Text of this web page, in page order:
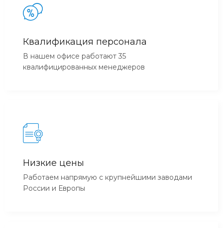
Квалификация персонала
В нашем офисе работают 35
квалифицированных менеджеров
Низкие цены
Работаем напрямую с крупнейшими заводами
России и Европы